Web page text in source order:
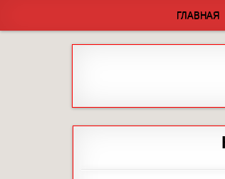
content
ГЛАВНАЯ